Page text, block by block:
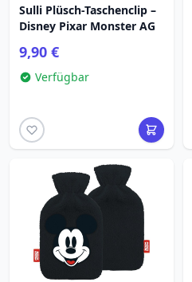
Sulli Plüsch-Taschenclip –
Disney Pixar Monster AG
9,90 €
Verfügbar